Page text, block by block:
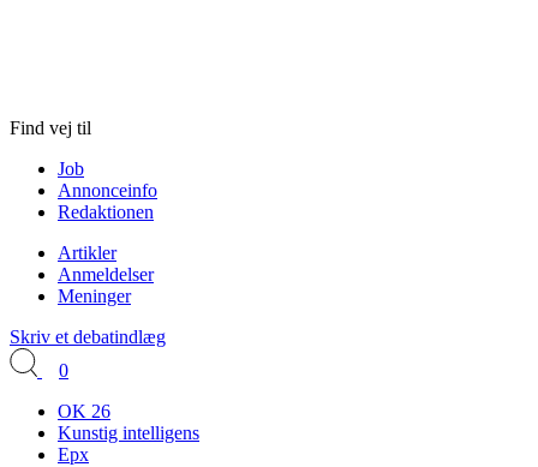
Find vej til
Job
Annonceinfo
Redaktionen
Artikler
Anmeldelser
Meninger
Skriv et debatindlæg
0
OK 26
Kunstig intelligens
Epx